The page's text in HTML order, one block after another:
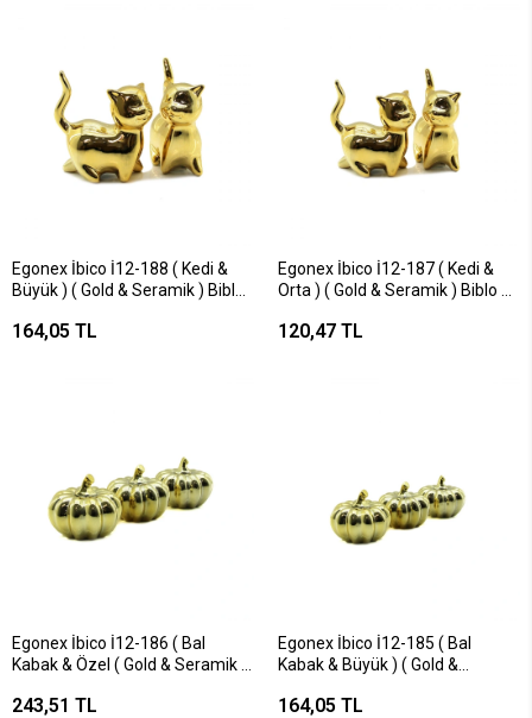
Egonex İbico İ12-188 ( Kedi &
Büyük ) ( Gold & Seramik ) Biblo
164,05 TL
Egonex İbico İ12-187 ( Kedi &
Orta ) ( Gold & Seramik ) Biblo &
120,47 TL
Egonex İbico İ12-186 ( Bal
Kabak & Özel ( Gold & Seramik )
Eşyası*4x15
243,51 TL
Egonex İbico İ12-185 ( Bal
Kabak & Büyük ) ( Gold &
Eşyası*6x12
164,05 TL